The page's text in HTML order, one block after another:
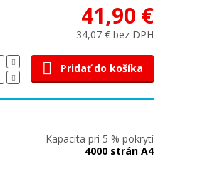
41,90 €
34,07 € bez DPH
Pridať do košíka
Kapacita pri 5 % pokrytí
4000 strán A4